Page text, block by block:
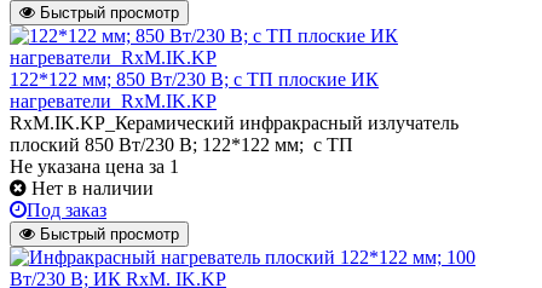
Быстрый просмотр
122*122 мм; 850 Вт/230 В; с ТП плоские ИК
нагреватели_RxM.IK.KP
RxM.IK.KP_Керамический инфракрасный излучатель
плоский 850 Вт/230 В; 122*122 мм; с ТП
Не указана цена за 1
Нет в наличии
Под заказ
Быстрый просмотр